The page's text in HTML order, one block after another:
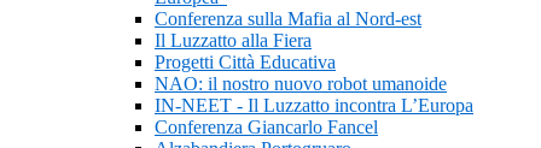
Conferenza sulla Mafia al Nord-est
Il Luzzatto alla Fiera
Progetti Città Educativa
NAO: il nostro nuovo robot umanoide
IN-NEET - Il Luzzatto incontra L’Europa
Conferenza Giancarlo Fancel